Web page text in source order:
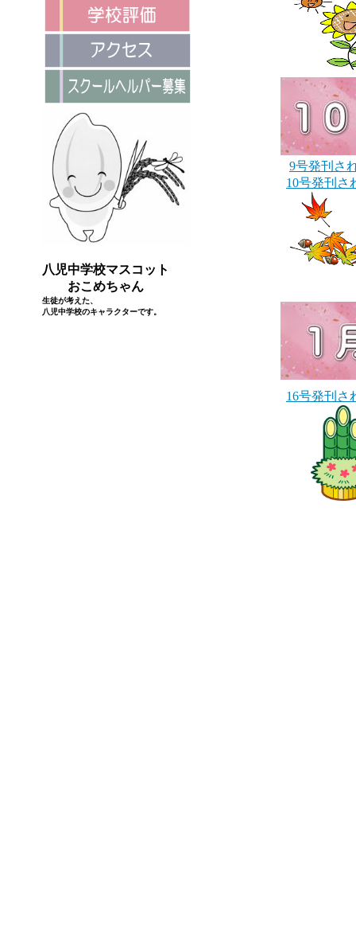
八児中学校マスコット
おこめちゃん
生徒が考えた、
八児中学校のキャラクターです。
9号発刊さ
10号発刊さ
16号発刊さ